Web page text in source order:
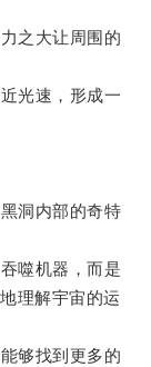
之大让周围的
光速，形成一
洞内部的奇特
噬机器，而是
理解宇宙的运
够找到更多的